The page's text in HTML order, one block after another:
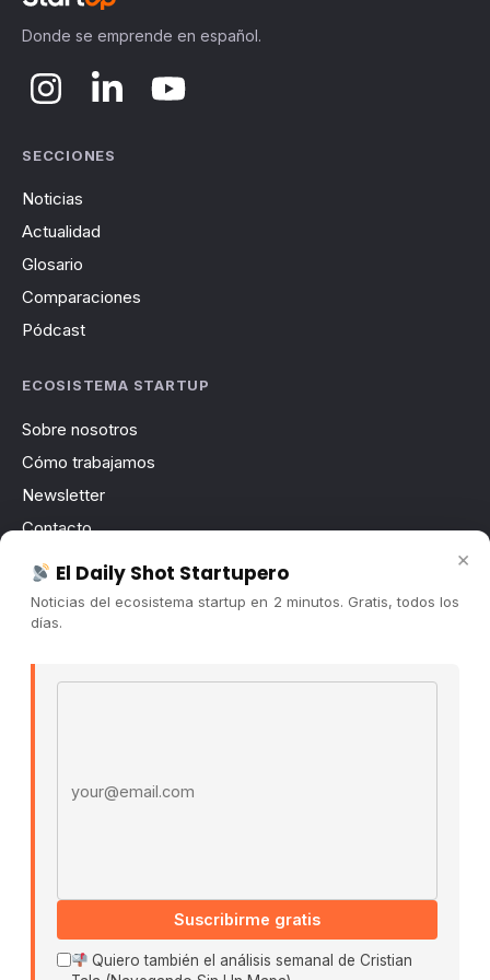
Donde se emprende en español.
SECCIONES
Noticias
Actualidad
Glosario
Comparaciones
Pódcast
ECOSISTEMA STARTUP
Sobre nosotros
Cómo trabajamos
Newsletter
Contacto
Publicidad
Convocatorias
×
El Daily Shot Startupero
Noticias del ecosistema startup en 2 minutos. Gratis, todos los
días.
Suscribirme gratis
Quiero también el análisis semanal de Cristian
Buscar: